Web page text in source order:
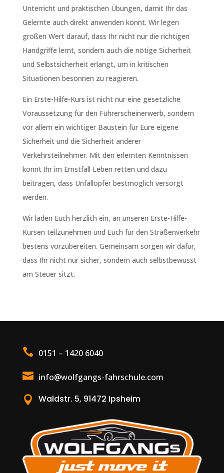
Unterricht und praktischen Übungen, damit Ihr das
Gelernte auch direkt anwenden könnt. Wir legen
großen Wert darauf, dass Ihr nicht nur die richtigen
Handgriffe lernt, sondern auch die nötige Sicherheit
und Selbstsicherheit erlangt, um in kritischen
Situationen besonnen zu reagieren.
Ein Erste-Hilfe-Kurs ist nicht nur eine gesetzliche
Voraussetzung für den Führerscheinerwerb, sondern
vor allem ein wichtiger Baustein für Eure eigene
Sicherheit und die Sicherheit anderer
Verkehrsteilnehmer. Mit den erlernten Kenntnissen
könnt Ihr im Ernstfall Leben retten und dazu
beitragen, dass Unfallopfer bestmöglich versorgt
werden.
Wir laden Euch herzlich ein, an unseren Erste-Hilfe-
Kursen teilzunehmen und Euch für den Straßenverkehr
bestens vorzubereiten. Gemeinsam sorgen wir dafür,
dass Ihr nicht nur sicher, sondern auch selbstbewusst
am Steuer sitzt.
 0151 – 1420 6040
 info@wolfgangs-fahrschule.com
 Waldstr. 5, 91472 Ipsheim